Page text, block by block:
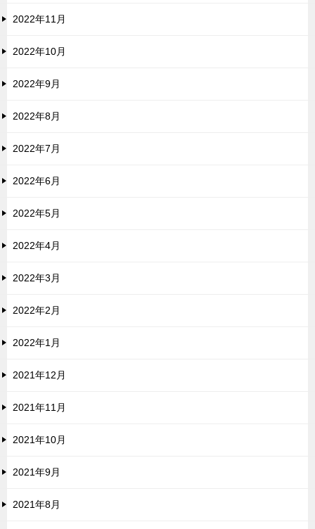
2022年11月
2022年10月
2022年9月
2022年8月
2022年7月
2022年6月
2022年5月
2022年4月
2022年3月
2022年2月
2022年1月
2021年12月
2021年11月
2021年10月
2021年9月
2021年8月